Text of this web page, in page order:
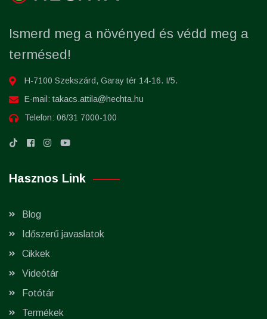
Ismerd meg a növényed és védd meg a
termésed!
H-7100 Szekszárd, Garay tér 14-16. I/5.
E-mail: takacs.attila@hechta.hu
Telefon: 06/31 7000-100
Hasznos Link
Blog
Időszerű javaslatok
Cikkek
Videótár
Fotótár
Termékek